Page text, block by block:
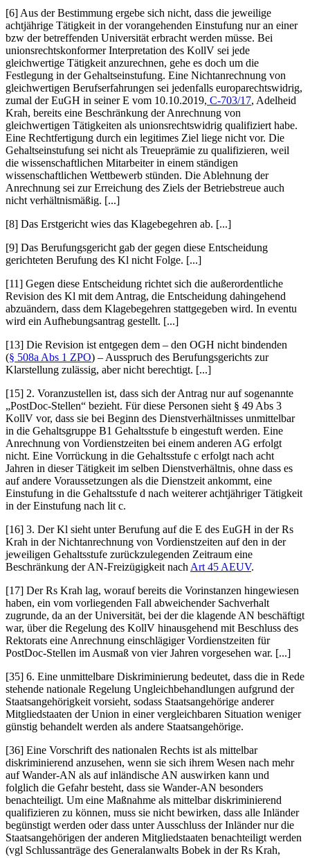
[6] Aus der Bestimmung ergebe sich nicht, dass die jeweilige
achtjährige Tätigkeit in der vorangehenden Einstufung nur an einer
bzw der betreffenden Universität erbracht werden müsse. Bei
unionsrechtskonformer Interpretation des KollV sei jede
gleichwertige Tätigkeit anzurechnen, gehe es doch um die
Festlegung in der Gehaltseinstufung. Eine Nichtanrechnung von
gleichwertigen Berufserfahrungen sei jedenfalls europarechtswidrig,
zumal derEuGH in seiner E vom 10.10.2019, C-703/17, Adelheid
Krah, bereits eine Beschränkung der Anrechnung von
gleichwertigen Tätigkeiten als unionsrechtswidrig qualifiziert habe.
Eine Rechtfertigung durch ein legitimes Ziel liege nicht vor. Die
Gehaltseinstufung sei nicht als Treueprämie zu qualifizieren, weil
die wissenschaftlichen Mitarbeiter in einem ständigen
wissenschaftlichen Wettbewerb stünden. Die Ablehnung der
Anrechnung sei zur Erreichung des Ziels der Betriebstreue auch
nicht verhältnismäßig. [...]
[8] Das Erstgericht wies das Klagebegehren ab. [...]
[9] Das Berufungsgericht gab der gegen diese Entscheidung
gerichteten Berufung des Kl nicht Folge. [...]
[11] Gegen diese Entscheidung richtet sich die außerordentliche
Revision des Kl mit dem Antrag, die Entscheidung dahingehend
abzuändern, dass dem Klagebegehren stattgegeben wird. In eventu
wird ein Aufhebungsantrag gestellt. [...]
[13] Die Revision ist entgegen dem – den OGH nicht bindenden
(§ 508a Abs 1 ZPO) – Ausspruch des Berufungsgerichts zur
Klarstellung zulässig, aber nicht berechtigt. [...]
[15] 2. Voranzustellen ist, dass sich der Antrag nur auf sogenannte
„PostDoc-Stellen“ bezieht. Für diese Personen sieht § 49 Abs 3
KollV vor, dass sie bei Beginn des Dienstverhältnisses unmittelbar
in die Gehaltsgruppe B1 Gehaltsstufe b eingestuft werden. Eine
Anrechnung von Vordienstzeiten bei einem anderen AG erfolgt
nicht. Eine Vorrückung in die Gehaltsstufe c erfolgt nach acht
Jahren in dieser Tätigkeit im selben Dienstverhältnis, ohne dass es
auf andere Voraussetzungen als die Dienstzeit ankommt, eine
Einstufung in die Gehaltsstufe d nach weiterer achtjähriger Tätigkeit
in der Einstufung nach lit c.
[16] 3. Der Kl sieht unter Berufung auf die E des EuGH in der Rs
Krah in der Nichtanrechnung von Vordienstzeiten auf den in der
jeweiligen Gehaltsstufe zurückzulegenden Zeitraum eine
Beschränkung der AN-Freizügigkeit nach Art 45 AEUV.
[17] Der Rs Krah lag, worauf bereits die Vorinstanzen hingewiesen
haben, ein vom vorliegenden Fall abweichender Sachverhalt
zugrunde, da an der Universität, bei der die klagende AN beschäftigt
war, über die Regelung des KollV hinausgehend mit Beschluss des
Rektorats eine Anrechnung einschlägiger Vordienstzeiten für
PostDoc-Stellen im Ausmaß von vier Jahren vorgesehen war. [...]
[35] 6. Eine unmittelbare Diskriminierung bedeutet, dass die in Rede
stehende nationale Regelung Ungleichbehandlungen aufgrund der
Staatsangehörigkeit vorsieht, sodass Staatsangehörige anderer
Mitgliedstaaten der Union in einer vergleichbaren Situation weniger
günstig behandelt werden als andere Staatsangehörige.
[36] Eine Vorschrift des nationalen Rechts ist als mittelbar
diskriminierend anzusehen, wenn sie sich ihrem Wesen nach mehr
auf Wander-AN als auf inländische AN auswirken kann und
folglich die Gefahr besteht, dass sie Wander-AN besonders
benachteiligt. Um eine Maßnahme als mittelbar diskriminierend
qualifizieren zu können, muss sie nicht bewirken, dass alle Inländer
begünstigt werden oder dass unter Ausschluss der Inländer nur die
Staatsangehörigen der anderen Mitgliedstaaten benachteiligt werden
(vgl Schlussanträge des Generalanwalts Bobek in der Rs Krah,